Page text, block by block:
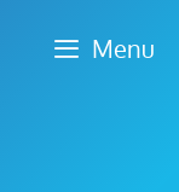
Menu